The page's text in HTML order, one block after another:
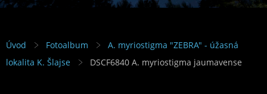
Úvod Fotoalbum
A. myriostigma "ZEBRA" - úžasná
lokalita K. Šlajse
DSCF6840 A. myriostigma jaumavense